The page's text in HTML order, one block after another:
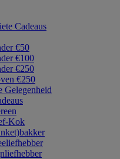
Cadeaus
€50
€100
€250
€250
Gelegenheid
Kok